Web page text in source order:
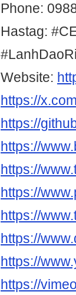
Phone:
Hastag:
Website:
https://
https://
https://
https://
https://
https://
https://
https://
https://